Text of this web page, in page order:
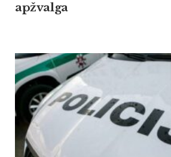
apžvalga